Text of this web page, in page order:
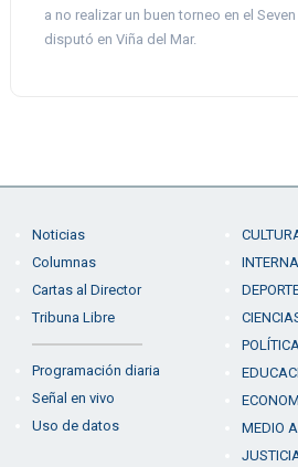
a no realizar un buen torneo en el
disputó en Viña del Mar.
Noticias
Columnas
Cartas al Director
Tribuna Libre
Programación diaria
Señal en vivo
Uso de datos
MEDIO